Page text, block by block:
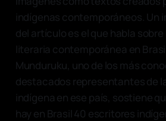
indígenas contemporáneos.
del artículo es el que habla
literaria contemporánea en
Munduruku, uno de los más
destacados representantes de
indígena en ese país, sostiene
hay en Brasil 40 escritores